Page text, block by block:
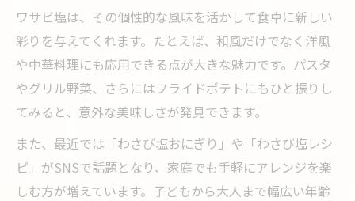
ワサビ塩は、その個性的な風味を活かして食卓に新しい
彩りを与えてくれます。たとえば、和風だけでなく洋風
や中華料理にも応用できる点が大きな魅力です。パスタ
やグリル野菜、さらにはフライドポテトにもひと振りし
てみると、意外な美味しさが発見できます。
また、最近では「わさび塩おにぎり」や「わさび塩レシ
ピ」がSNSで話題となり、家庭でも手軽にアレンジを楽
しむ方が増えています。子どもから大人まで幅広い年齢